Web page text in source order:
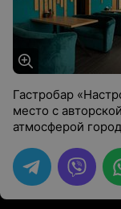
Гастробар
место с
атмосферой